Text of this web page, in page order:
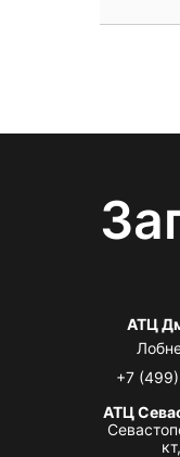
АТЦ
+7
АТЦ